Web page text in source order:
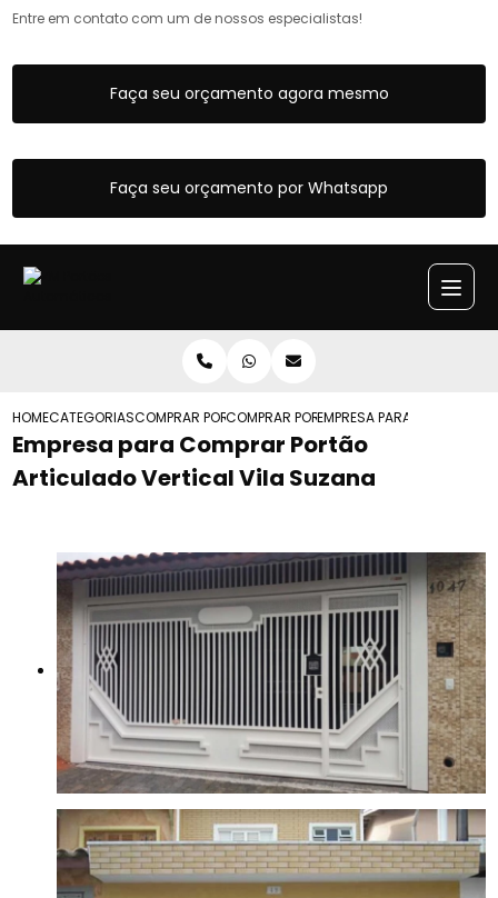
Entre em contato com um de nossos especialistas!
Faça seu orçamento agora mesmo
Faça seu orçamento por Whatsapp
HOMECATEGORIASCOMPRAR PORTOES ARTICULADOS
COMPRAR PORTAO ARTICULADO DE
EMPRESA PARA COMPRAR
Empresa para Comprar Portão
Articulado Vertical Vila Suzana